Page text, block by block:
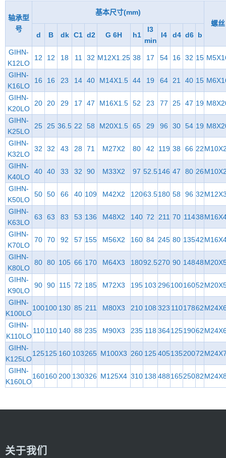
轴承型
号
基本尺寸(mm)
螺丝
d
B dk C1 d2 G 6H h1
I3
min
I4 d4 d6 b
GIHN-
K12LO
12 12 18 11 32 M12X1.25 38 17 54 16 32 15
GIHN-
K16LO
16 16 23 14 40 M14X1.5 44 19 64 21 40 15
GIHN-
K20LO
20 20 29 17 47 M16X1.5 52 23 77 25 47 19
GIHN-
K25LO
25 25 36.5 22 58 M20X1.5 65 29 96 30 54 19
GIHN-
K32LO
32 32 43 28 71 M27X2 80 42 119 38 66 22
GIHN-
K40LO
40 40 33 32 90 M33X2 97 52.5146 47 80 26
GIHN-
K50LO
50 50 66 40 109 M42X2 12063.5180 58 96 32
GIHN-
K63LO
63 63 83 53 136 M48X2 140 72 211 70 11438
GIHN-
K70LO
70 70 92 57 155 M56X2 160 84 245 80 13542
GIHN-
K80LO
80 80 105 66 170 M64X3 18092.5270 90 14848
GIHN-
K90LO
90 90 115 72 185 M72X3 195 103 29610016052
GIHN-
K100LO
100100 130 85 211 M80X3 210 108 323 11017862
GIHN-
K110LO
110 110 140 88 235 M90X3 235 118 36412519062
GIHN-
K125LO
125125 160 103265 M100X3 260 12540513520072
GIHN-
K160LO
160160200 130326 M125X4 310 138 48816525082
关于我们